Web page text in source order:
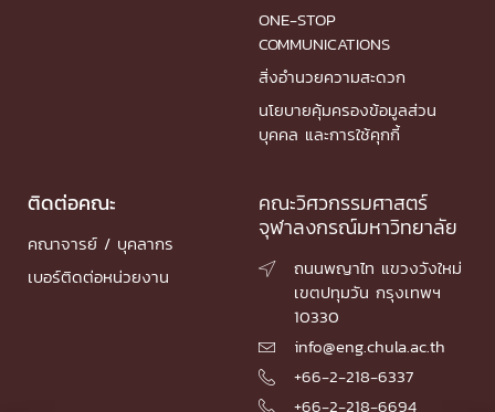
ONE-STOP
COMMUNICATIONS
สิ่งอำนวยความสะดวก
นโยบายคุ้มครองข้อมูลส่วน
บุคคล และการใช้คุกกี้
ติดต่อคณะ
คณาจารย์ / บุคลากร
เบอร์ติดต่อหน่วยงาน
คณะวิศวกรรมศาสตร์
จุฬาลงกรณ์มหาวิทยาลัย

ถนนพญาไท แขวงวังใหม่
เขตปทุมวัน กรุงเทพฯ
10330
 info@eng.chula.ac.th
 +66-2-218-6337
 +66-2-218-6694